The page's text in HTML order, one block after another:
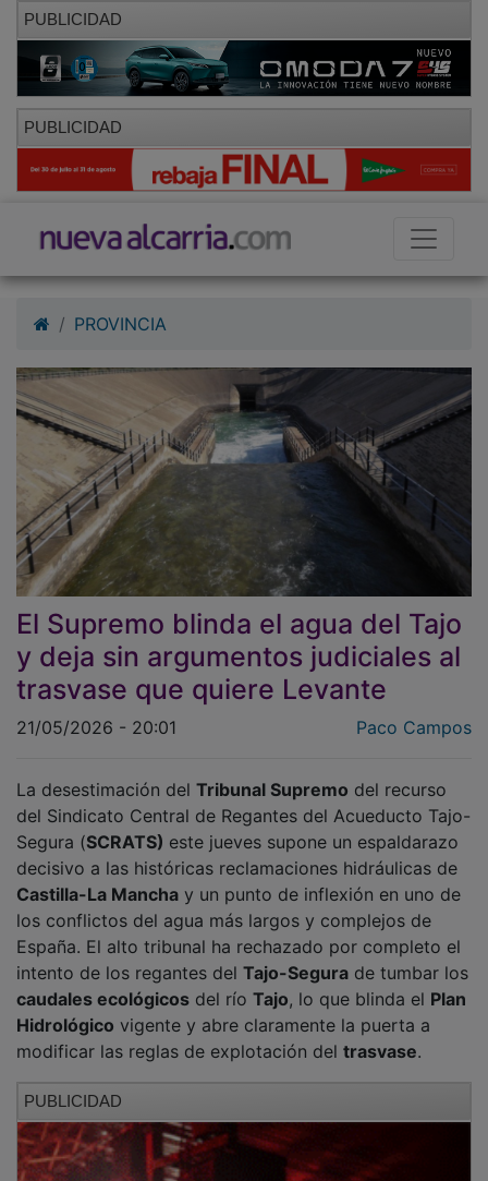
PUBLICIDAD
PUBLICIDAD
PROVINCIA
El Supremo blinda el agua del Tajo
y deja sin argumentos judiciales al
trasvase que quiere Levante
21/05/2026 - 20:01 Paco Campos
La desestimación del Tribunal Supremo del recurso
del Sindicato Central de Regantes del Acueducto Tajo-
Segura (SCRATS) este jueves supone un espaldarazo
decisivo a las históricas reclamaciones hidráulicas de
Castilla-La Mancha y un punto de inflexión en uno de
los conflictos del agua más largos y complejos de
España. El alto tribunal ha rechazado por completo el
intento de los regantes del Tajo-Segura de tumbar los
caudales ecológicos del río Tajo, lo que blinda el Plan
Hidrológico vigente y abre claramente la puerta a
modificar las reglas de explotación del trasvase.
PUBLICIDAD